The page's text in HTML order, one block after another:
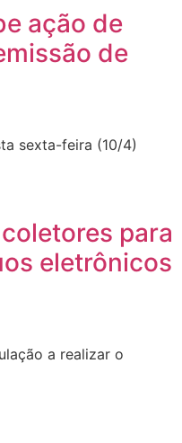
ação de
de
sexta-feira (10/4)
para
eletrônicos
a realizar o